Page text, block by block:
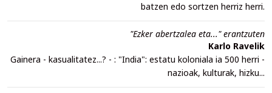
batzen edo sortzen herriz herri.
"Ezker abertzalea eta..." erantzuten
Karlo Ravelik
Gainera - kasualitatez...? - : "India": estatu koloniala ia 500 herri -
nazioak, kulturak, hizku...